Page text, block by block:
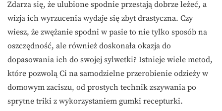
Zdarza się, że ulubione spodnie przestają dobrze leżeć, a
wizja ich wyrzucenia wydaje się zbyt drastyczna. Czy
wiesz, że zwężanie spodni w pasie to nie tylko sposób na
oszczędność, ale również doskonała okazja do
dopasowania ich do swojej sylwetki? Istnieje wiele metod,
które pozwolą Ci na samodzielne przerobienie odzieży w
domowym zaciszu, od prostych technik zszywania po
sprytne triki z wykorzystaniem gumki recepturki.